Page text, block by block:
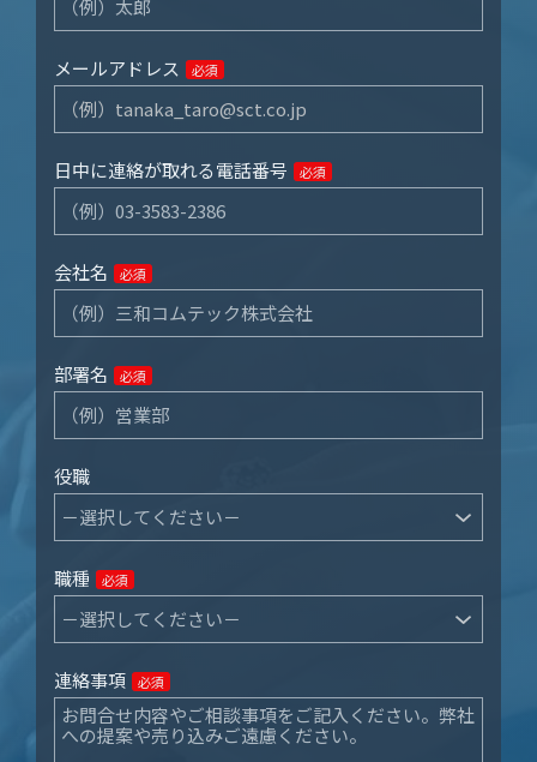
メールアドレス 必須
日中に連絡が取れる電話番号 必須
会社名 必須
部署名 必須
役職
職種 必須
連絡事項 必須